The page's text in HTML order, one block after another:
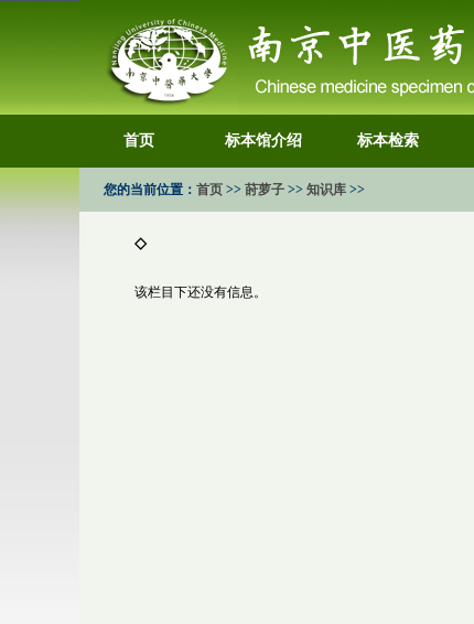
首页 标本馆介绍 标本检索
您的当前位置： 首页 >> 莳萝子 >> 知识库 >>
◇
该栏目下还没有信息。